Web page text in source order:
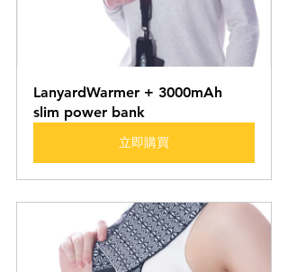
LanyardWarmer + 3000mAh
slim power bank
立即購買